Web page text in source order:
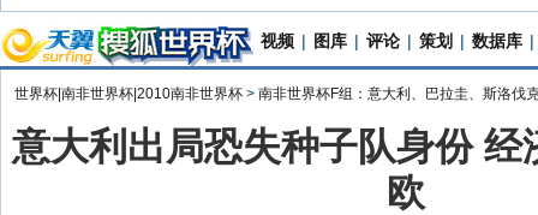
视频 | 图库 | 评论 | 策划 | 数据库 |
世界杯|南非世界杯|2010南非世界杯 > 南非世界杯F组：意大利、巴拉圭、斯洛伐
意大利出局恐失种子队身份 经
欧